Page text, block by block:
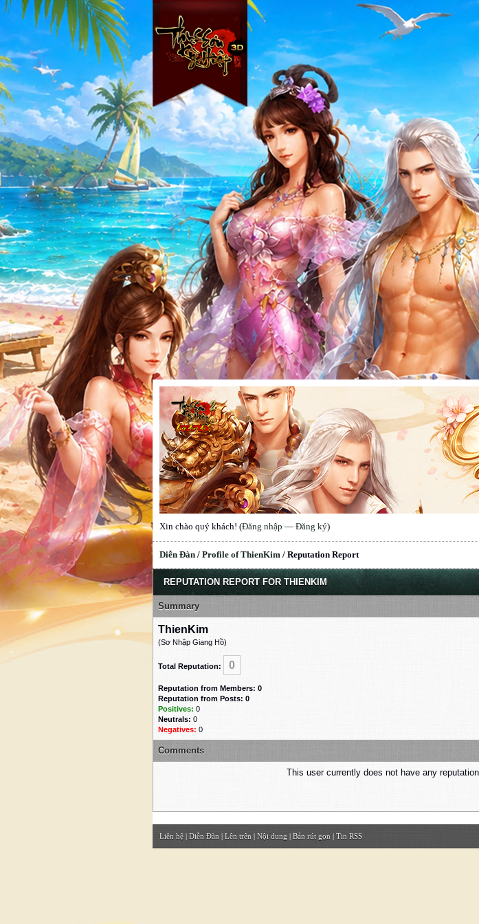
Xin chào quý khách! (Đăng nhập — Đăng ký)
Diễn Đàn / Profile of ThienKim / Reputation Report
REPUTATION REPORT FOR THIENKIM
Summary
ThienKim
(Sơ Nhập Giang Hồ)
Total Reputation: 0
Reputation from Members: 0
Reputation from Posts: 0
Positives: 0
Neutrals: 0
Negatives: 0
Comments
This user currently does not have any
Liên hệ | Diễn Đàn | Lên trên | Nội dung | Bản rút gọn | Tin RSS